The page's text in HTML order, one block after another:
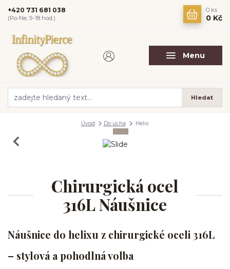
Menu
Hledat
+420 731 681 038
(Po-Ne, 9-18 hod.)
0 ks
0 Kč
Úvod Do ucha Helix
Chirurgická ocel
316L Náušnice
Náušnice do helixu z chirurgické oceli 316L
– stylová a pohodlná volba